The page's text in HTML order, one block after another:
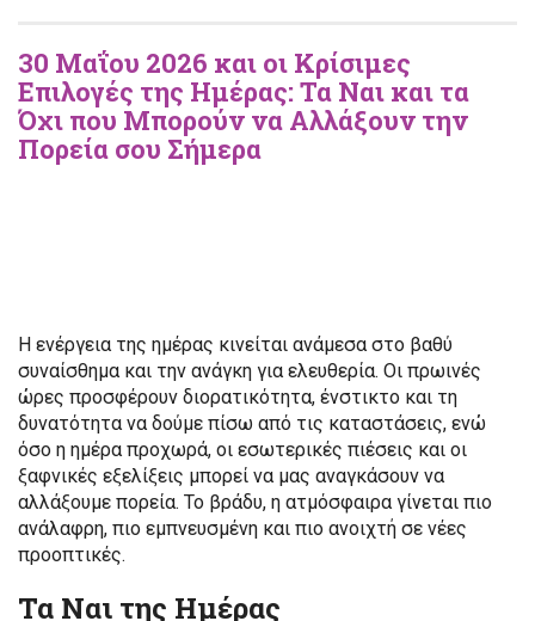
30 Μαΐου 2026 και οι Κρίσιμες
Επιλογές της Ημέρας: Τα Ναι και τα
Όχι που Μπορούν να Αλλάξουν την
Πορεία σου Σήμερα
Η ενέργεια της ημέρας κινείται ανάμεσα στο βαθύ
συναίσθημα και την ανάγκη για ελευθερία. Οι πρωινές
ώρες προσφέρουν διορατικότητα, ένστικτο και τη
δυνατότητα να δούμε πίσω από τις καταστάσεις, ενώ
όσο η ημέρα προχωρά, οι εσωτερικές πιέσεις και οι
ξαφνικές εξελίξεις μπορεί να μας αναγκάσουν να
αλλάξουμε πορεία. Το βράδυ, η ατμόσφαιρα γίνεται πιο
ανάλαφρη, πιο εμπνευσμένη και πιο ανοιχτή σε νέες
προοπτικές.
Τα Ναι της Ημέρας